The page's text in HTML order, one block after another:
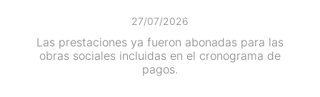
27/07/2026
Las prestaciones ya fueron abonadas para las
obras sociales incluidas en el cronograma de
pagos.